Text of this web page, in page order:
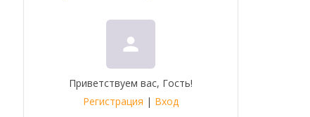
person
Приветствуем вас, Гость!
Регистрация | Вход